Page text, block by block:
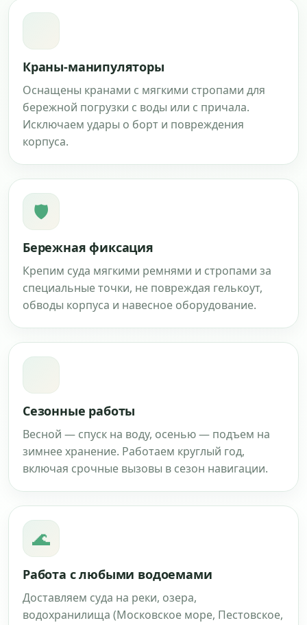
Краны-манипуляторы
Оснащены кранами с мягкими стропами для
бережной погрузки с воды или с причала.
Исключаем удары о борт и повреждения
корпуса.
🛡
Бережная фиксация
Крепим суда мягкими ремнями и стропами за
специальные точки, не повреждая гелькоут,
обводы корпуса и навесное оборудование.
Сезонные работы
Весной — спуск на воду, осенью — подъем на
зимнее хранение. Работаем круглый год,
включая срочные вызовы в сезон навигации.
🌊
Работа с любыми водоемами
Доставляем суда на реки, озера,
водохранилища (Московское море, Пестовское,